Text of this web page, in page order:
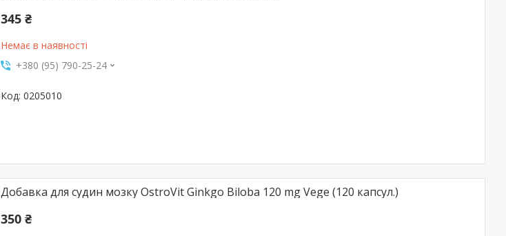
345 ₴
Немає в наявності
+380 (95) 790-25-24
0205010
Добавка для судин мозку OstroVit Ginkgo Biloba 120 mg Vege (120 капсул.)
350 ₴